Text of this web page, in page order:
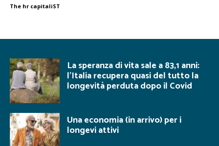
The hr capitaliST
La speranza di vita sale a 83,1 anni:
l’Italia recupera quasi del tutto la
longevità perduta dopo il Covid
Una economia (in arrivo) per i
longevi attivi